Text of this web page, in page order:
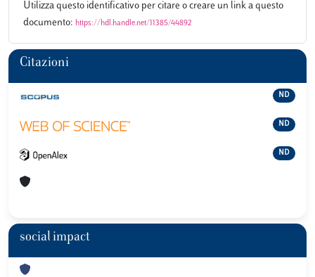
Utilizza questo identificativo per citare o creare un link a questo
documento: https://hdl.handle.net/11385/44892
Citazioni
ND
ND
ND
social impact